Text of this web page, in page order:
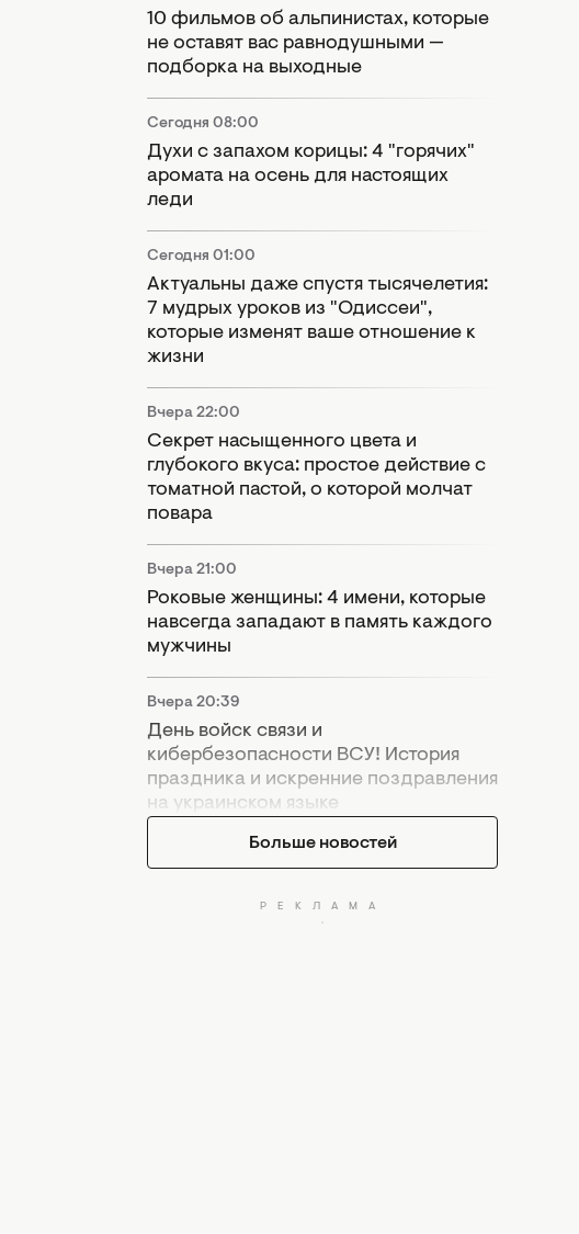
10 фильмов об альпинистах, которые
не оставят вас равнодушными —
подборка на выходные
Сегодня 08:00
Духи с запахом корицы: 4 "горячих"
аромата на осень для настоящих
леди
Сегодня 01:00
Актуальны даже спустя тысячелетия:
7 мудрых уроков из "Одиссеи",
которые изменят ваше отношение к
жизни
Вчера 22:00
Секрет насыщенного цвета и
глубокого вкуса: простое действие с
томатной пастой, о которой молчат
повара
Вчера 21:00
Роковые женщины: 4 имени, которые
навсегда западают в память каждого
мужчины
Вчера 20:39
День войск связи и
кибербезопасности ВСУ! История
праздника и искренние поздравления
на украинском языке
Больше новостей